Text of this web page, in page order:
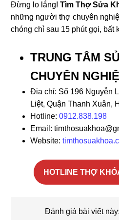
Đừng lo lắng!Tìm Thợ Sửa
những người thợ chuyên
chóng chỉ sau 15 phút gọi, bất
TRUNG TÂM
CHUYÊN
Địa chỉ: Số 196 Nguyễn
Liệt, Quận Thanh Xuân,
Hotline:0912.838.198
Email:
Website:
HOTLINE THỢ
Đánh giá bài viết này: